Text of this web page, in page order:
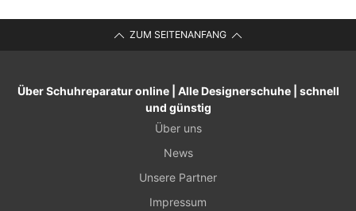
ZUM SEITENANFANG
Über Schuhreparatur online | Alle Designerschuhe | schnell
und günstig
Über uns
News
Unsere Partner
Impressum